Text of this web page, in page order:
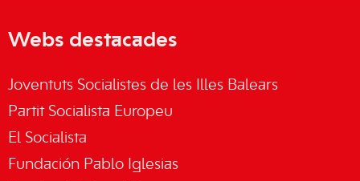
Webs destacades
Joventuts Socialistes de les Illes Balears
Partit Socialista Europeu
El Socialista
Fundación Pablo Iglesias